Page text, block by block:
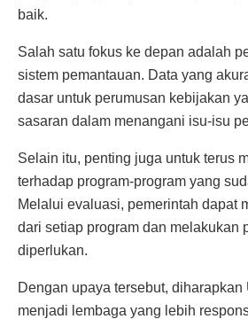
baik.
Salah satu fokus ke depan adalah
sistem pemantauan. Data yang
dasar untuk perumusan kebijakan
sasaran dalam menangani isu-isu
Selain itu, penting juga untuk terus
terhadap program-program yang
Melalui evaluasi, pemerintah dapat
dari setiap program dan melakukan
diperlukan.
Dengan upaya tersebut, diharapkan
menjadi lembaga yang lebih